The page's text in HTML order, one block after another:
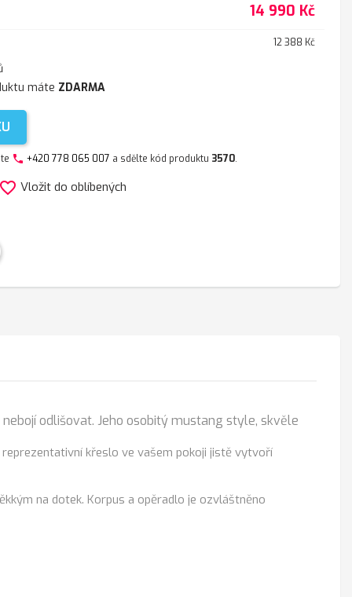
14 990 Kč
12 388 Kč
máte ZDARMA
phone +420 778 065 007 a sdělte kód produktu 3570.
Vložit do oblíbených
odlišovat. Jeho osobitý mustang style, skvěle
křeslo ve vašem pokoji jistě vytvoří
na dotek. Korpus a opěradlo je ozvláštněno